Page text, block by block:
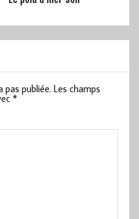
pas publiée. Les champs
*